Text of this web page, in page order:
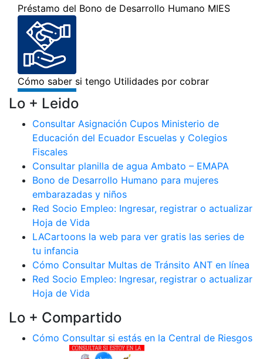
Lo + Leido
Consultar Asignación Cupos Ministerio de
Educación del Ecuador Escuelas y Colegios
Fiscales
Consultar planilla de agua Ambato – EMAPA
Bono de Desarrollo Humano para mujeres
embarazadas y niños
Red Socio Empleo: Ingresar, registrar o actualizar
Hoja de Vida
LACartoons la web para ver gratis las series de
tu infancia
Cómo Consultar Multas de Tránsito ANT en línea
Red Socio Empleo: Ingresar, registrar o actualizar
Hoja de Vida
Lo + Compartido
Cómo Consultar si estás en la Central de Riesgos